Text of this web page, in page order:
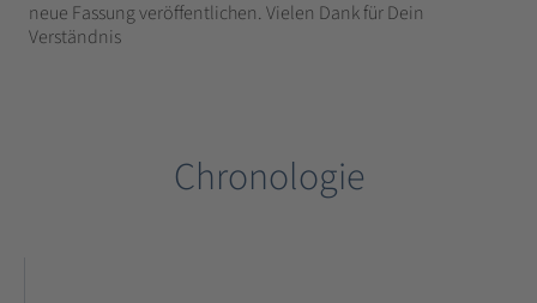
neue Fassung veröffentlichen. Vielen Dank für Dein
Verständnis
Chronologie